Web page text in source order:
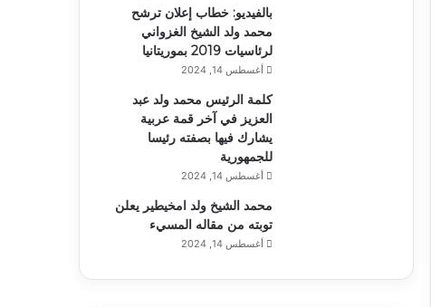
بالفيديو: خطاب إعلان ترشح
محمد ولد الشيخ الغزواني
لرئاسيات 2019 بموريتانيا
أغسطس 14, 2024
كلمة الرئيس محمد ولد عبد
العزيز في آخر قمة عربية
يشارك فيها بصفته رئيسا
للجمهورية
أغسطس 14, 2024
محمد الشيخ ولد امخيطير يعلن
توبته من مقاله المسيء
أغسطس 14, 2024